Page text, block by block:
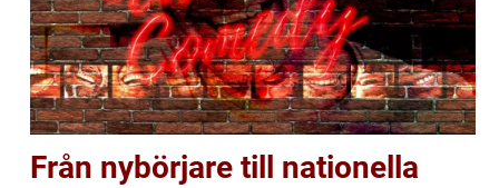
Från nybörjare till nationella